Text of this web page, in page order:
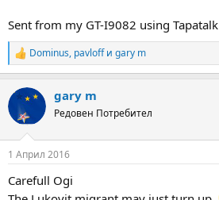
Sent from my GT-I9082 using Tapatalk
R
e
c
i
s
Dominus, pavloffи gary m
gary m
Редовен Потребител
1 Април 2016
Carefull Ogi